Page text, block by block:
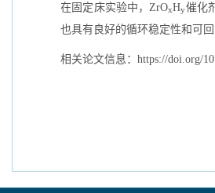
在固定床实验中，ZrOxHy催化
也具有良好的循环稳定性和可回
相关论文信息：https://doi.org/